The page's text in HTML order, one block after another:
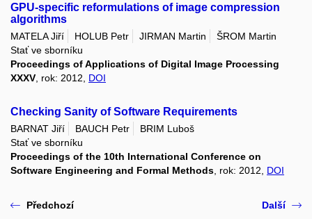
GPU-specific reformulations of image compression
algorithms
MATELA Jiří HOLUB Petr JIRMAN Martin
ŠROM Martin
Stať ve sborníku
Proceedings of Applications of Digital Image Processing
XXXV , rok: 2012, DOI
Checking Sanity of Software Requirements
BARNAT Jiří BAUCH Petr
BRIM Luboš
Stať ve sborníku
Proceedings of the 10th International Conference on
Software Engineering and Formal Methods, rok: 2012, DOI
Předchozí Další